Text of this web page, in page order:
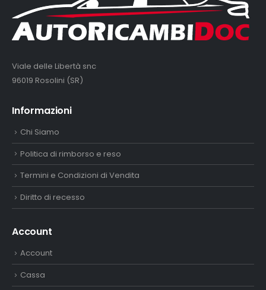
Viale delle Libertà snc
96019 Rosolini (SR)
Informazioni
Chi Siamo
Politica di rimborso e reso
Termini e Condizioni di Vendita
Diritto di recesso
Account
Account
Cassa